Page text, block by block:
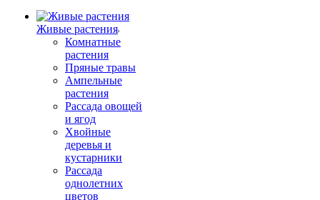
Живые растения
Комнатные
растения
Пряные травы
Ампельные
растения
Рассада овощей
и ягод
Хвойные
деревья и
кустарники
Рассада
однолетних
цветов